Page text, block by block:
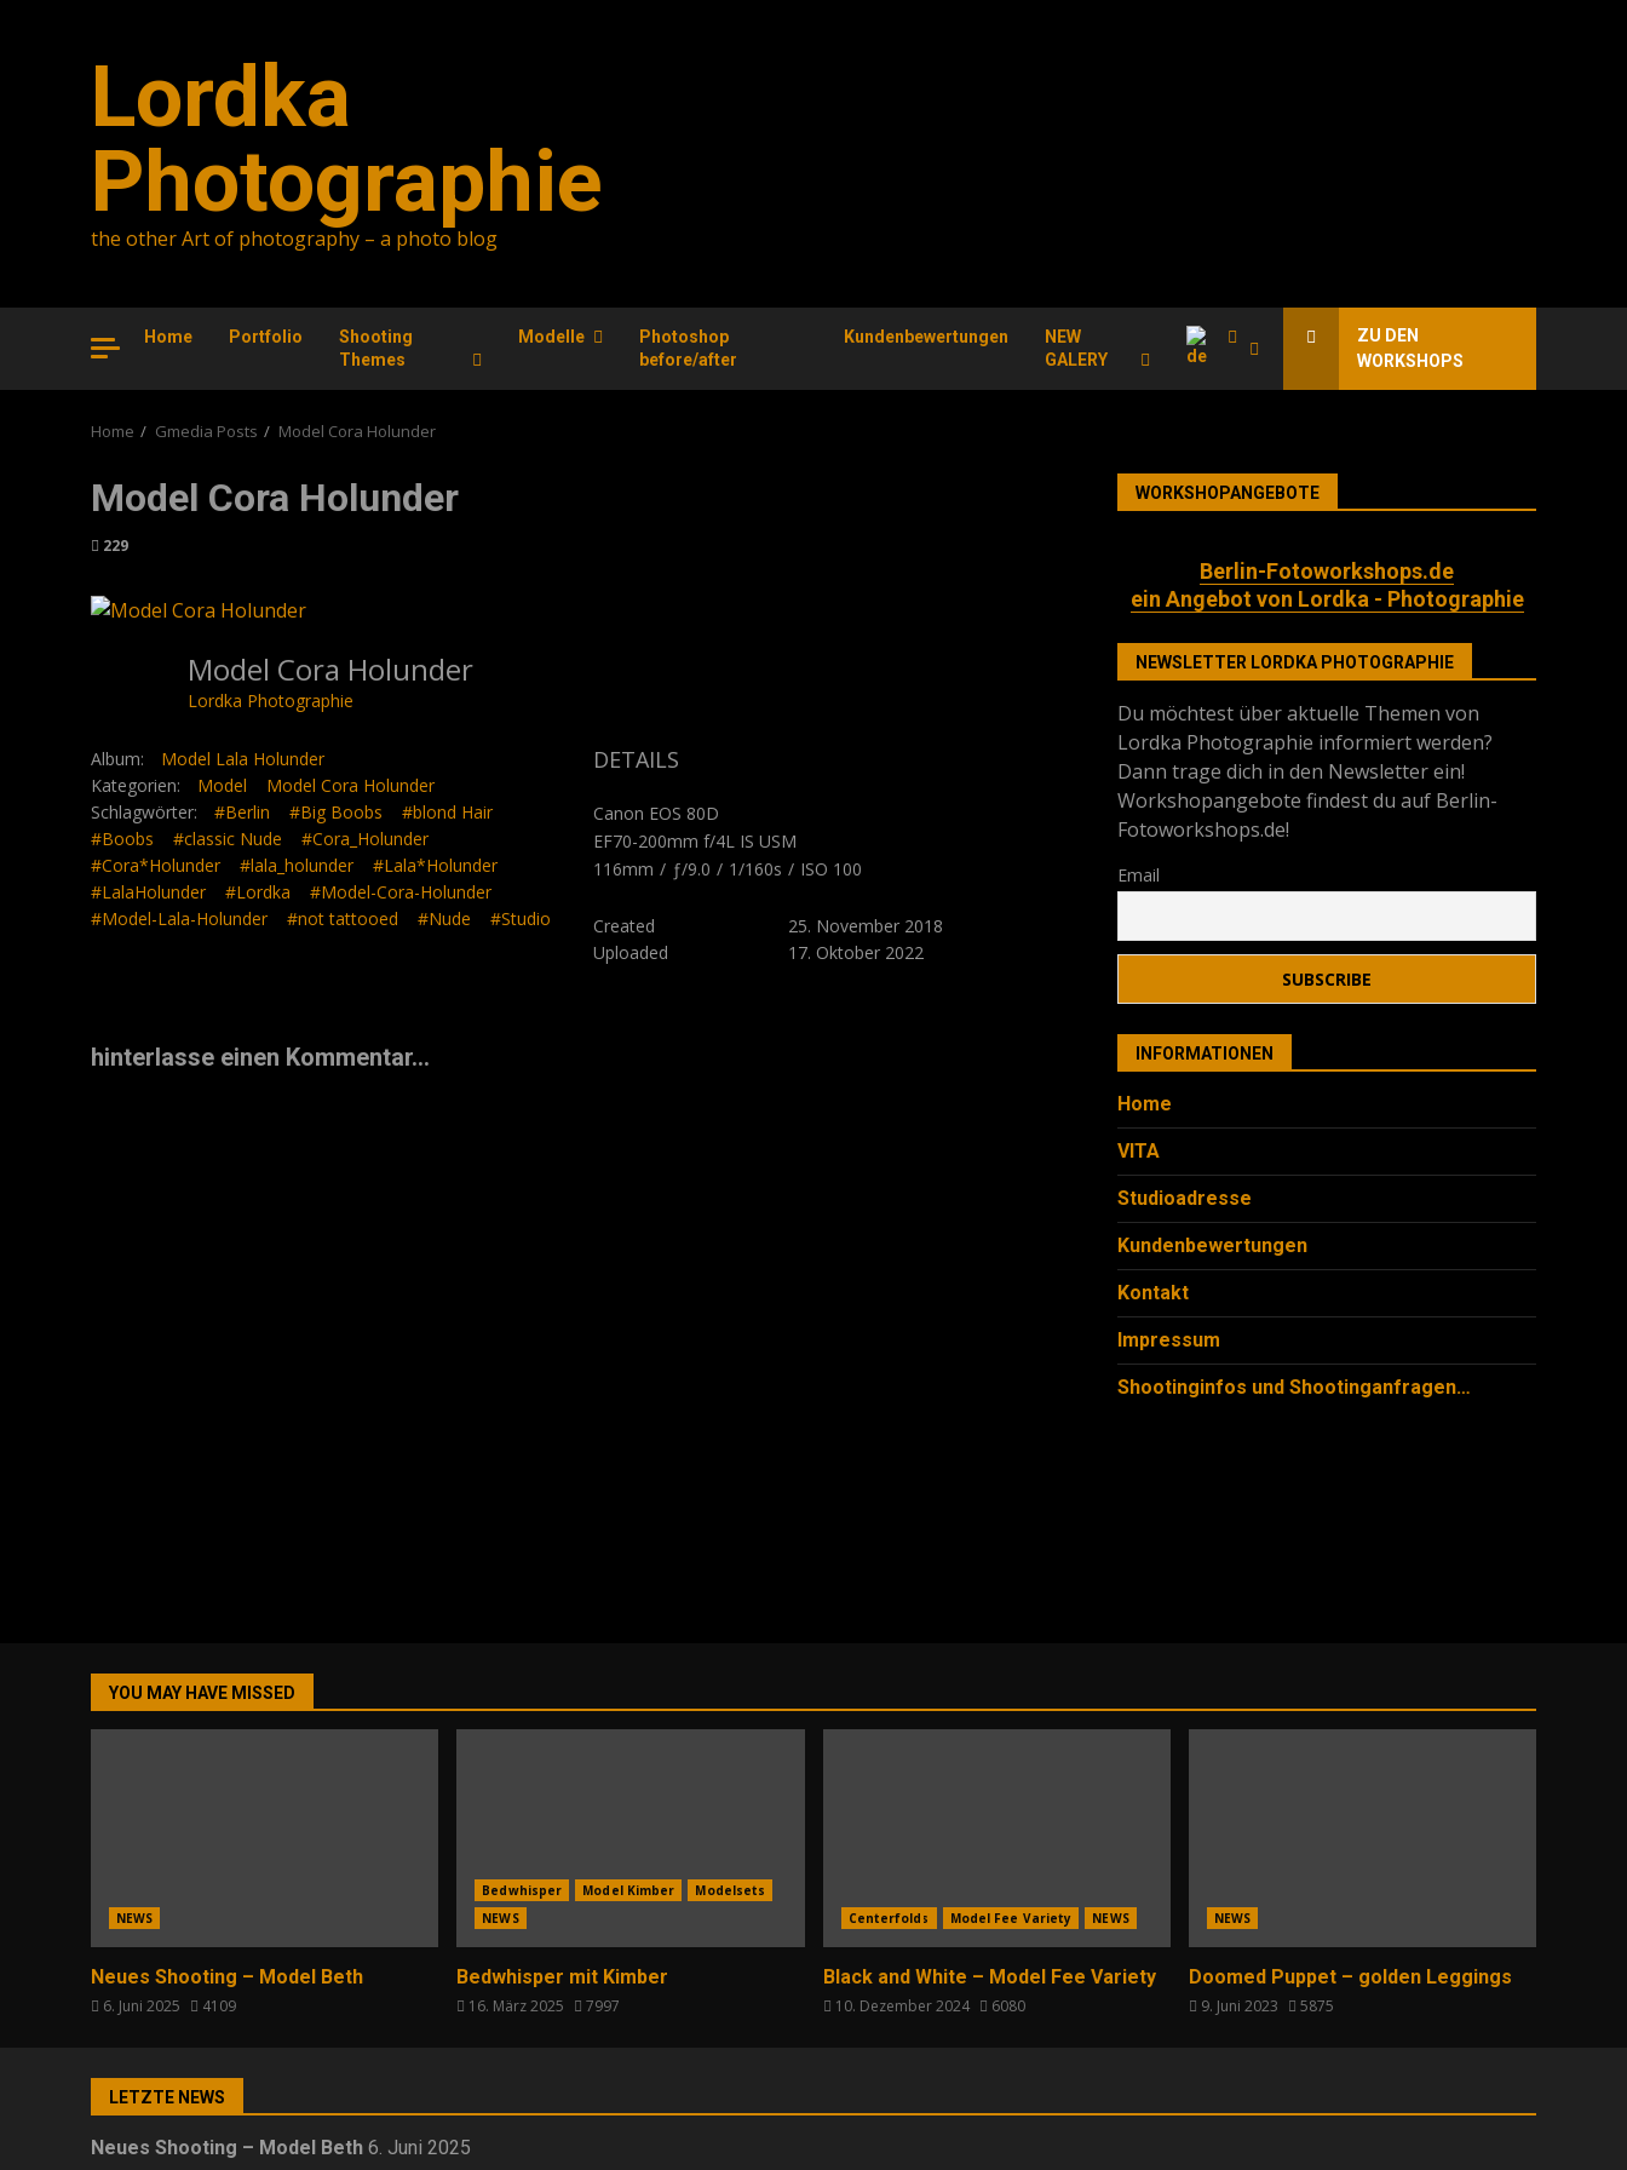
Lordka
Photographie
the other Art of photography – a photo blog
Home Portfolio
Shooting
Themes
Modelle
Photoshop
before/after
Kundenbewertungen
NEW
GALERY
ZU DEN
WORKSHOPS
Home Gmedia Posts Model Cora Holunder
Model Cora Holunder
229
Model Cora Holunder
Lordka Photographie
Album:
Model Lala Holunder
Kategorien:
Model
Model Cora Holunder
Schlagwörter:
#Berlin #Big Boobs
#blond Hair
#Boobs
#classic Nude
#Cora_Holunder
#Cora*Holunder
#lala_holunder
#Lala*Holunder
#LalaHolunder
#Lordka
#Model-Cora-Holunder
#Model-Lala-Holunder
#not tattooed #Nude #Studio
DETAILS
Canon EOS 80D
EF70-200mm f/4L IS USM
116mm / ƒ/9.0 / 1/160s / ISO 100
Created
25. November 2018
Uploaded
17. Oktober 2022
hinterlasse einen Kommentar...
WORKSHOPANGEBOTE
Berlin-Fotoworkshops.de
ein Angebot von Lordka - Photographie
NEWSLETTER LORDKA PHOTOGRAPHIE
Du möchtest über aktuelle Themen von
Lordka Photographie informiert werden?
Dann trage dich in den Newsletter ein!
Workshopangebote findest du auf Berlin-
Fotoworkshops.de!
Email
INFORMATIONEN
Home
VITA
Studioadresse
Kundenbewertungen
Kontakt
Impressum
Shootinginfos und Shootinganfragen…
YOU MAY HAVE MISSED
NEWS
Neues Shooting – Model Beth
6. Juni 2025 4109
Bedwhisper Model Kimber
Modelsets
NEWS
Bedwhisper mit Kimber
16. März 2025 7997
Centerfolds Model Fee Variety NEWS
Black and White – Model Fee Variety
10. Dezember 2024 6080
NEWS
Doomed Puppet – golden Leggings
9. Juni 2023 5875
LETZTE NEWS
Neues Shooting – Model Beth 6. Juni 2025